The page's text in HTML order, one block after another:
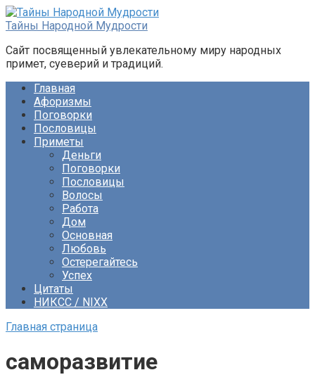
Перейти
к
Тайны Народной Мудрости
Сайт посвященный увлекательному миру народных
примет, суеверий и традиций.
Главная
Афоризмы
Поговорки
Пословицы
Приметы
Деньги
Поговорки
Пословицы
Волосы
Работа
Дом
Основная
Любовь
Остерегайтесь
Успех
Цитаты
НИКСС / NIXX
Главная страница
саморазвитие